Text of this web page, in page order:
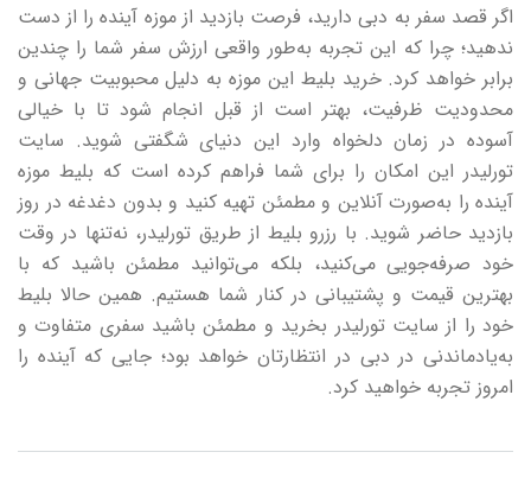
اگر قصد سفر به دبی دارید، فرصت بازدید از موزه آینده را از دست
ندهید؛ چرا که این تجربه به‌طور واقعی ارزش سفر شما را چندین
برابر خواهد کرد. خرید بلیط این موزه به دلیل محبوبیت جهانی و
محدودیت ظرفیت، بهتر است از قبل انجام شود تا با خیالی
آسوده در زمان دلخواه وارد این دنیای شگفتی شوید. سایت
تورلیدر این امکان را برای شما فراهم کرده است که بلیط موزه
آینده را به‌صورت آنلاین و مطمئن تهیه کنید و بدون دغدغه در روز
بازدید حاضر شوید. با رزرو بلیط از طریق تورلیدر، نه‌تنها در وقت
خود صرفه‌جویی می‌کنید، بلکه می‌توانید مطمئن باشید که با
بهترین قیمت و پشتیبانی در کنار شما هستیم. همین حالا بلیط
خود را از سایت تورلیدر بخرید و مطمئن باشید سفری متفاوت و
به‌یادماندنی در دبی در انتظارتان خواهد بود؛ جایی که آینده را
امروز تجربه خواهید کرد.